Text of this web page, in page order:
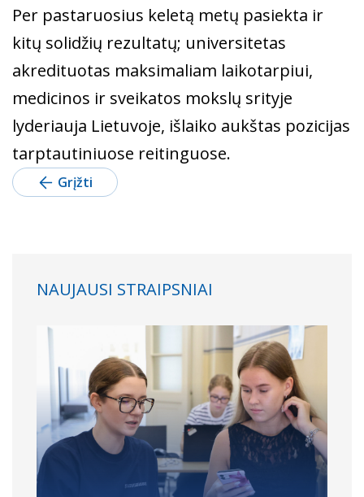
Per pastaruosius keletą metų pasiekta ir
kitų solidžių rezultatų; universitetas
akredituotas maksimaliam laikotarpiui,
medicinos ir sveikatos mokslų srityje
lyderiauja Lietuvoje, išlaiko aukštas pozicijas
tarptautiniuose reitinguose.
Grįžti
NAUJAUSI STRAIPSNIAI